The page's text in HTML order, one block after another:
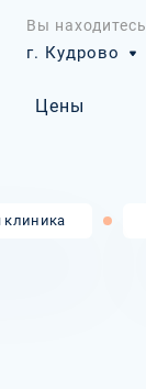
Вы находитесь
г. Кудрово
Цены
клиника